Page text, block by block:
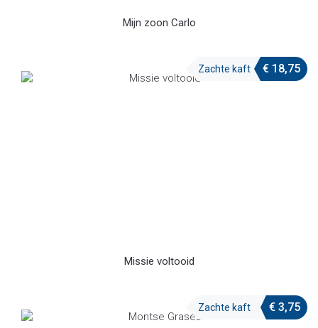
Mijn zoon Carlo
Missie voltooid
Zachte kaft € 18,75
Zachte kaft € 3,75